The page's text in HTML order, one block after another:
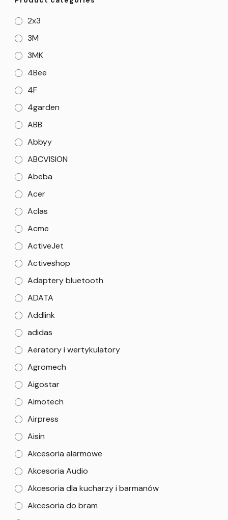
2x3
3M
3MK
4Bee
4F
4garden
ABB
Abbyy
ABCVISION
Abeba
Acer
Aclas
Acme
ActiveJet
Activeshop
Adaptery bluetooth
ADATA
Addlink
adidas
Aeratory i wertykulatory
Agromech
Aigostar
Aimotech
Airpress
Aisin
Akcesoria alarmowe
Akcesoria Audio
Akcesoria dla kucharzy i barmanów
Akcesoria do bram